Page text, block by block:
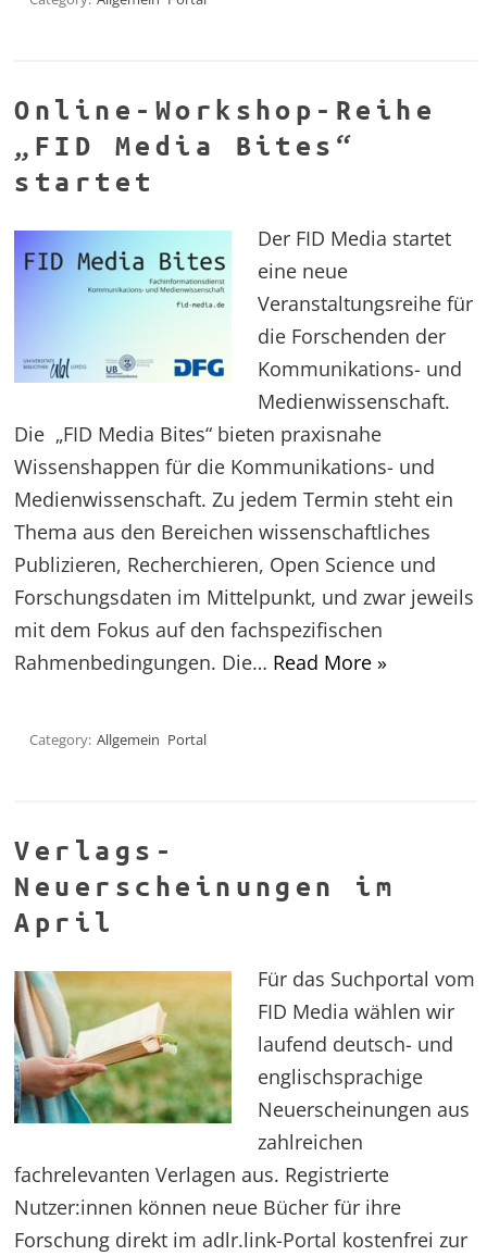
Online-Workshop-Reihe
„FID Media Bites“
startet
Der FID Media startet
eine neue
Veranstaltungsreihe für
die Forschenden der
Kommunikations- und
Medienwissenschaft.
Die „FID Media Bites“ bieten praxisnahe
Wissenshappen für die Kommunikations- und
Medienwissenschaft. Zu jedem Termin steht ein
Thema aus den Bereichen wissenschaftliches
Publizieren, Recherchieren, Open Science und
Forschungsdaten im Mittelpunkt, und zwar jeweils
mit dem Fokus auf den fachspezifischen
Rahmenbedingungen. Die… Read More »
Category: Allgemein Portal
Verlags-
Neuerscheinungen im
April
Für das Suchportal vom
FID Media wählen wir
laufend deutsch- und
englischsprachige
Neuerscheinungen aus
zahlreichen
fachrelevanten Verlagen aus. Registrierte
Nutzer:innen können neue Bücher für ihre
Forschung direkt im adlr.link-Portal kostenfrei zur